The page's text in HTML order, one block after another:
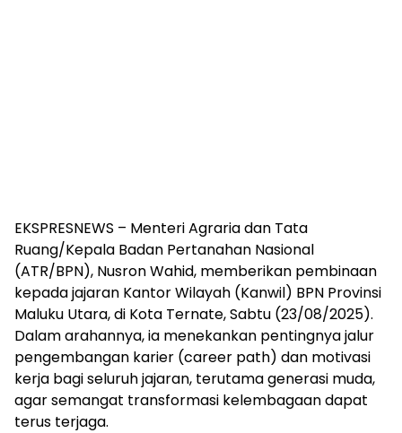
EKSPRESNEWS – Menteri Agraria dan Tata
Ruang/Kepala Badan Pertanahan Nasional
(ATR/BPN), Nusron Wahid, memberikan pembinaan
kepada jajaran Kantor Wilayah (Kanwil) BPN Provinsi
Maluku Utara, di Kota Ternate, Sabtu (23/08/2025).
Dalam arahannya, ia menekankan pentingnya jalur
pengembangan karier (career path) dan motivasi
kerja bagi seluruh jajaran, terutama generasi muda,
agar semangat transformasi kelembagaan dapat
terus terjaga.